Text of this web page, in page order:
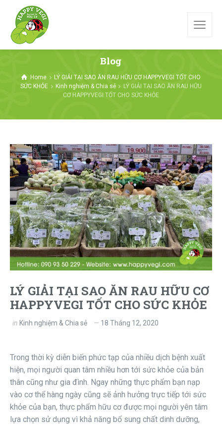
Blog
Home
LÝ GIẢI TẠI SAO ĂN RAU HỮU CƠ HAPPYVEGI TỐT CHO
SỨC KHỎE
Kinh nghiệm & Chia sẻ
LÝ GIẢI TẠI SAO ĂN RAU HỮU
CƠ HAPPYVEGI TỐT CHO SỨC KHỎE
LÝ GIẢI TẠI SAO ĂN RAU HỮU CƠ
HAPPYVEGI TỐT CHO SỨC KHỎE
in Kinh nghiệm & Chia sẻ 18 Tháng 12, 2020
Trong thời kỳ diễn biến phức tạp của nhiều dịch bệnh xuất
hiện, mọi người quan tâm nhiều hơn tới sức khỏe của bản
thân cũng như gia đình. Ngay những thực phẩm bạn nạp
vào cơ thể hàng ngày cũng sẽ ảnh hưởng trực tiếp tới sức
khỏe của bạn, thực phẩm hữu cơ được mọi người yên tâm
lựa chọn sử dụng vì khả năng bổ sung chất dinh dưỡng,